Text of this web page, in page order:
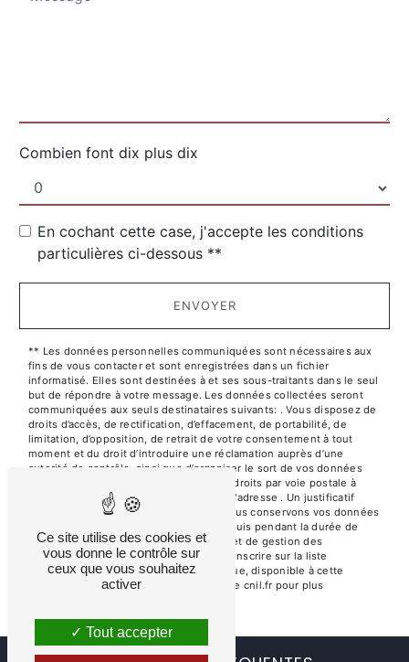
Combien font dix plus dix
En cochant cette case, j'accepte les conditions
particulières ci-dessous **
ENVOYER
** Les données personnelles communiquées sont nécessaires aux
fins de vous contacter et sont enregistrées dans un fichier
informatisé. Elles sont destinées à et ses sous-traitants dans le seul
but de répondre à votre message. Les données collectées seront
communiquées aux seuls destinataires suivants: . Vous disposez de
droits d’accès, de rectification, d’effacement, de portabilité, de
limitation, d’opposition, de retrait de votre consentement à tout
moment et du droit d’introduire une réclamation auprès d’une
autorité de contrôle, ainsi que d’organiser le sort de vos données
post-mortem. Vous pouvez exercer ces droits par voie postale à
l'adresse ou par courrier électronique à l'adresse . Un justificatif
d'identité pourra vous être demandé. Nous conservons vos données
pendant la période de prise de contact puis pendant la durée de
prescription légale aux fins probatoires et de gestion des
contentieux. Vous avez le droit de vous inscrire sur la liste
d'opposition au démarchage téléphonique, disponible à cette
Bloctel.gouv.fr
. Consultez le site cnil.fr pour plus
Ce site utilise des cookies et
vous donne le contrôle sur
ceux que vous souhaitez
activer
Tout accepter